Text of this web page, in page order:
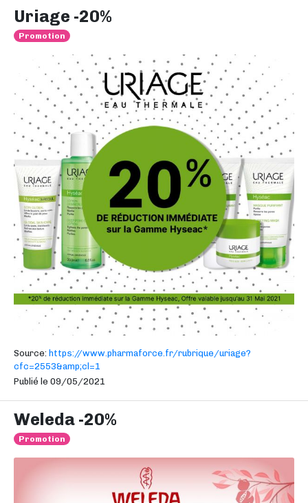
Uriage -20%
Promotion
Source: https://www.pharmaforce.fr/rubrique/uriage?
cfc=2553&amp;cl=1
Publié le 09/05/2021
Weleda -20%
Promotion